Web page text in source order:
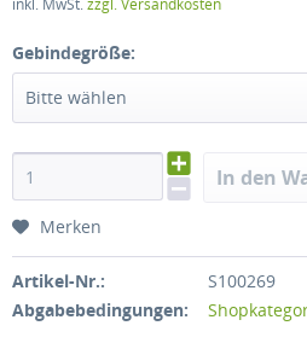
inkl. MwSt.zzgl. Versandkosten
Gebindegröße:
Bitte wählen
In den
Merken
Artikel-Nr.:
S100269
Abgabebedingungen: